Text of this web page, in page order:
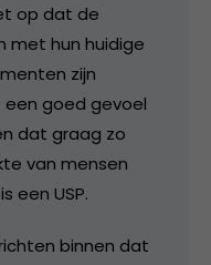
op dat de
met hun huidige
zijn
een goed gevoel
dat graag zo
van mensen
een USP.
binnen dat